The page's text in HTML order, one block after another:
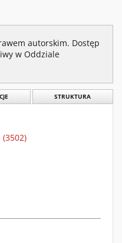
autorskim. Dostęp
w Oddziale
STRUKTURA